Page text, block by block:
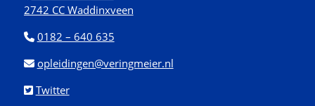
2742 CC Waddinxveen
0182 – 640 635
opleidingen@veringmeier.nl
Twitter